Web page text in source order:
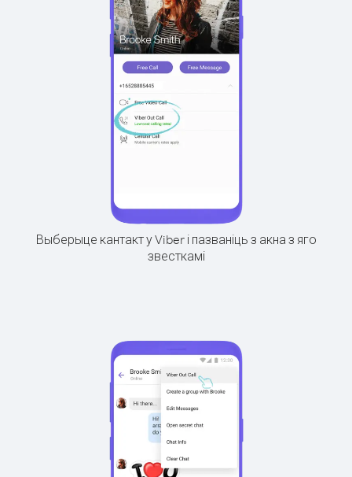
Выберыце кантакт у Viber і пазваніць з акна з яго
звесткамі